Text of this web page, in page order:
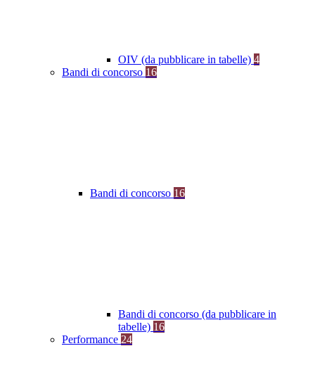
OIV (da pubblicare in tabelle) 4
Bandi di concorso 16
Bandi di concorso 16
Bandi di concorso (da pubblicare in
tabelle) 16
Performance 24